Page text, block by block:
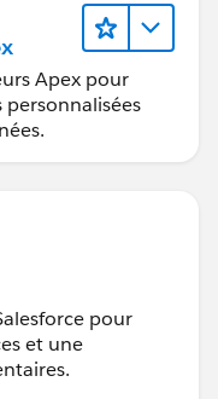
{
questions/8
value-passing-to-
Apex pour
pour
et une